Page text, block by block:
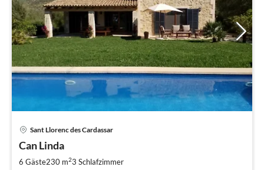
Sant Llorenc des Cardassar
Can Linda
6 Gäste230 m23 Schlafzimmer